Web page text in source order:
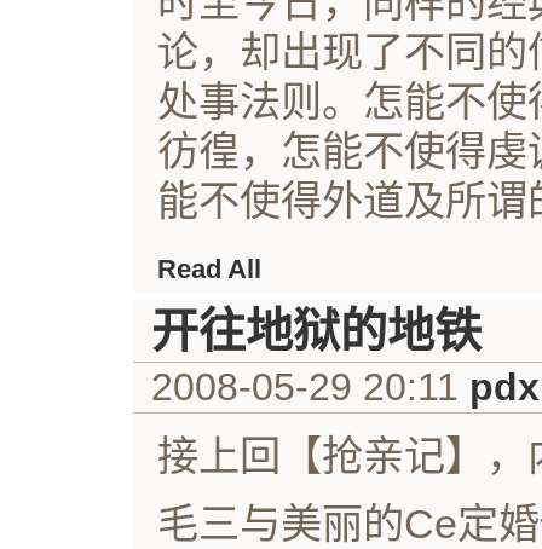
论，却出现了不同
处事法则。怎能不
彷徨，怎能不使得
能不使得外道及所谓
Read All
开往地狱的地铁
2008-05-29 20:11 pdx
接上回【抢亲记】，
毛三与美丽的Ce定